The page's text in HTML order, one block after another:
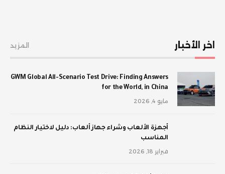
اخر الأخبار المزيد
GWM Global All-Scenario Test Drive: Finding Answers
for the World, in China
مايو 4, 2026
أجهزة الألعاب وشراء جهاز ألعاب: دليل لاختيار النظام
المناسب
فبراير 18, 2026